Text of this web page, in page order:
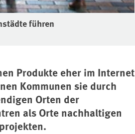
führen
Produkte eher im Internet
Kommunen sie durch
Orten der
als Orte nachhaltigen